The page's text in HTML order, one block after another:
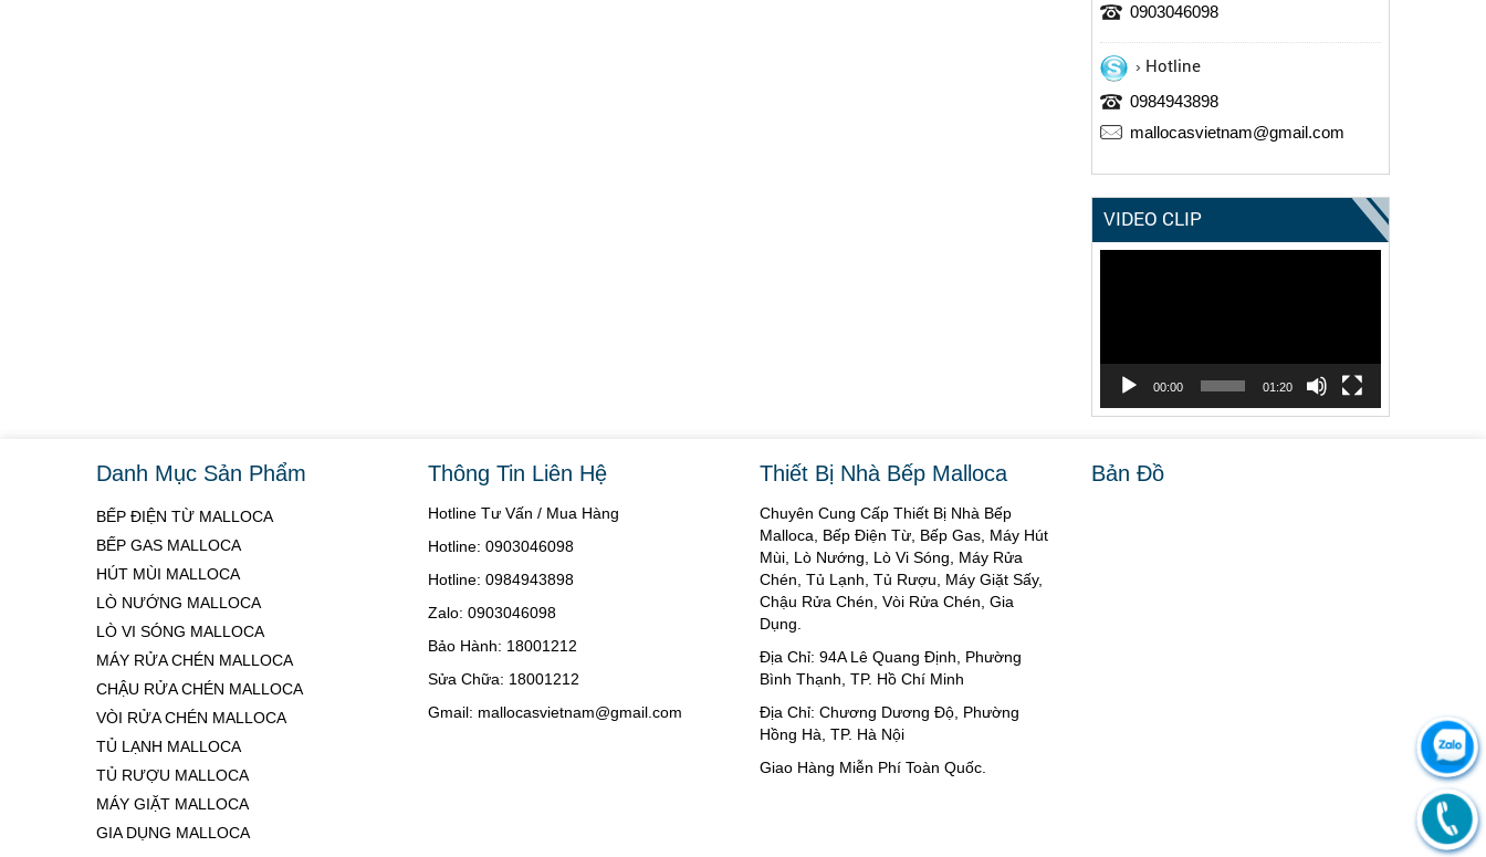
0903046098
Hotline
0984943898
mallocasvietnam@gmail.com
VIDEO CLIP
00:00 01:20
Danh Mục Sản Phẩm
BẾP ĐIỆN TỪ MALLOCA
BẾP GAS MALLOCA
HÚT MÙI MALLOCA
LÒ NƯỚNG MALLOCA
LÒ VI SÓNG MALLOCA
MÁY RỬA CHÉN MALLOCA
CHẬU RỬA CHÉN MALLOCA
VÒI RỬA CHÉN MALLOCA
TỦ LẠNH MALLOCA
TỦ RƯỢU MALLOCA
MÁY GIẶT MALLOCA
GIA DỤNG MALLOCA
Thông Tin Liên Hệ
Hotline Tư Vấn / Mua Hàng
Hotline: 0903046098
Hotline: 0984943898
Zalo: 0903046098
Bảo Hành: 18001212
Sửa Chữa: 18001212
Gmail: mallocasvietnam@gmail.com
Thiết Bị Nhà Bếp Malloca
Chuyên Cung Cấp Thiết Bị Nhà Bếp
Malloca, Bếp Điện Từ, Bếp Gas, Máy Hút
Mùi, Lò Nướng, Lò Vi Sóng, Máy Rửa
Chén, Tủ Lạnh, Tủ Rượu, Máy Giặt Sấy,
Chậu Rửa Chén, Vòi Rửa Chén, Gia
Dụng.
Địa Chỉ: 94A Lê Quang Định, Phường
Bình Thạnh, TP. Hồ Chí Minh
Địa Chỉ: Chương Dương Độ, Phường
Hồng Hà, TP. Hà Nội
Giao Hàng Miễn Phí Toàn Quốc.
Bản Đồ